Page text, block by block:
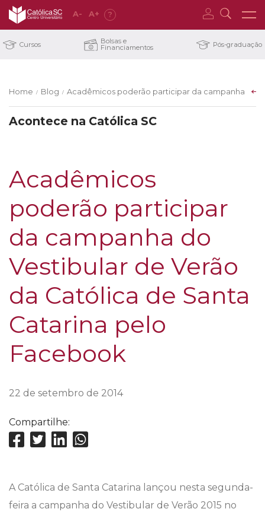
A- A+ ?
Cursos Bolsas e
Financiamentos Pós-graduação
Home / Blog / Acadêmicos poderão participar da campanha do
Acontece na Católica SC
Acadêmicos
poderão participar
da campanha do
Vestibular de Verão
da Católica de Santa
Catarina pelo
Facebook
22 de setembro de 2014
Compartilhe:
A Católica de Santa Catarina lançou nesta segunda-
feira a campanha do Vestibular de Verão 2015 no